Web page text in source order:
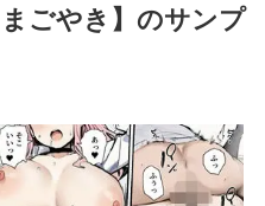
ごやき】のサンプ